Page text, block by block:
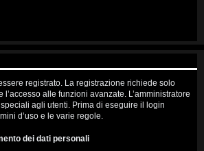
registrato. La registrazione richiede solo
alle funzioni avanzate. L’amministratore
agli utenti. Prima di eseguire il login
d’uso e le varie regole.
dei dati personali